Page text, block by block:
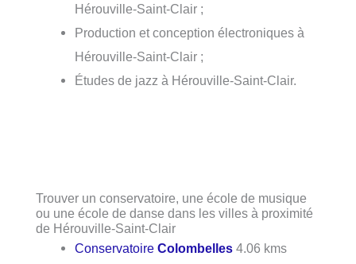
Hérouville-Saint-Clair ;
Production et conception électroniques à
Hérouville-Saint-Clair ;
Études de jazz à Hérouville-Saint-Clair.
Trouver un conservatoire, une école de musique
ou une école de danse dans les villes à proximité
de Hérouville-Saint-Clair
ConservatoireColombelles 4.06 kms